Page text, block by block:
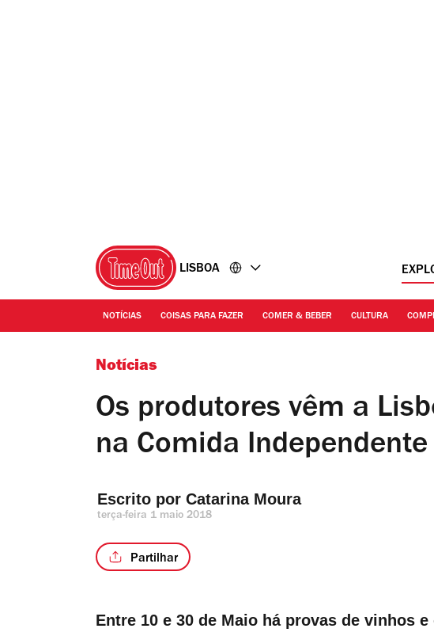
LISBOA
NOTÍCIAS COISAS PARA FAZER COMER & BEBER CULTURA
Notícias
Os produtores vêm a
na Comida Independente
Escrito por Catarina Moura
terça-feira 1 maio 2018
Partilhar
Entre 10 e 30 de Maio há provas de vinhos